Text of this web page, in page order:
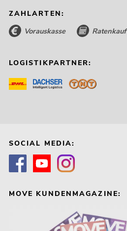
ZAHLARTEN:
Vorauskasse Ratenkauf
LOGISTIKPARTNER:
SOCIAL MEDIA:
MOVE KUNDENMAGAZINE: